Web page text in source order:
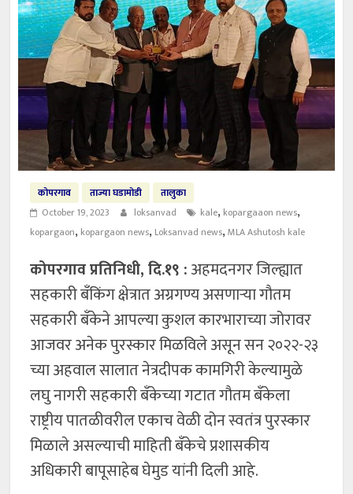
कोपरगाव ताज्या घडामोडी
तालुका
October 19, 2023
loksanvad kale, kopargaaon news,
kopargaon, kopargaon news, Loksanvad news,MLA Ashutosh kale
कोपरगाव प्रतिनिधी, दि.१९ :अहमदनगर जिल्ह्यात
सहकारी बँकिंग क्षेत्रात अग्रगण्य असणाऱ्या गौतम
सहकारी बँकेने आपल्या कुशल कारभाराच्या जोरावर
आजवर अनेक पुरस्कार मिळविले असून सन २०२२-२३
च्या अहवाल सालात नेत्रदीपक कामगिरी केल्यामुळे
लघु नागरी सहकारी बँकेच्या गटात गौतम बँकेला
राष्ट्रीय पातळीवरील एकाच वेळी दोन स्वतंत्र पुरस्कार
मिळाले असल्याची माहिती बँकेचे प्रशासकीय
अधिकारी बापूसाहेब घेमुड यांनी दिली आहे.